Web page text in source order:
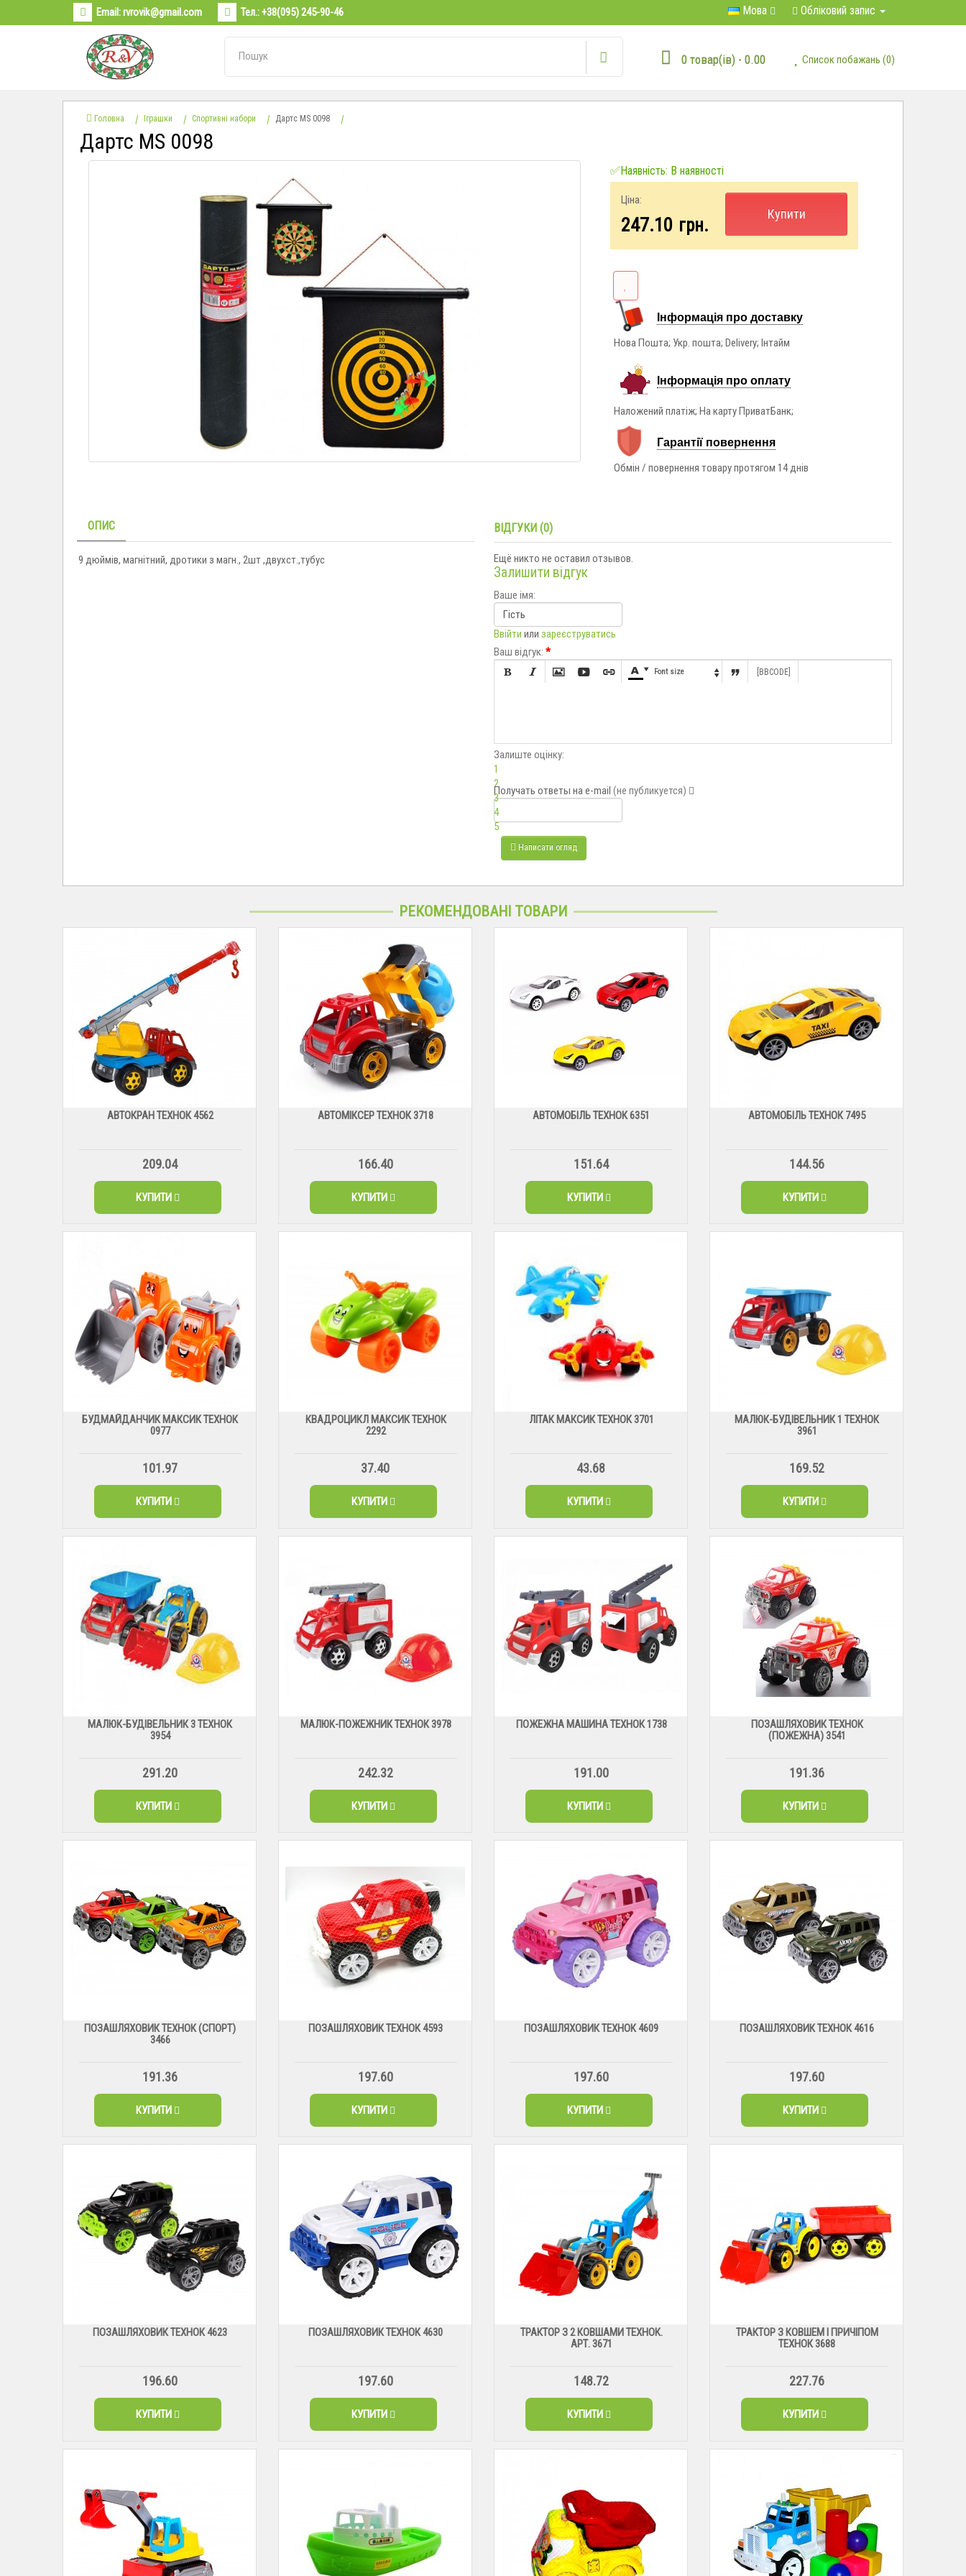
Email:rvrovik@gmail.com Тел.:+38(095) 245-90-46 Мова Обліковий запис
0 товар(ів) - 0.00 Список побажань (0)
Головна Іграшки Спортивні набори Дартс МS 0098
Дартс МS 0098
✅Наявність: В наявності
Ціна:
247.10 грн.
Купити
Інформація про доставку
Нова Пошта; Укр. пошта; Delivery; Інтайм
Інформація про оплату
Наложений платіж; На карту ПриватБанк;
Гарантії повернення
Обмін / повернення товару протягом 14 днів
ОПИС
9 дюймів, магнітний, дротики з магн., 2шт ,двухст.,тубус
ВІДГУКИ (0)
Ещё никто не оставил отзывов.
Залишити відгук
Ваше імя:
Ввійти или зареєструватись
Ваш відгук: *

      Font size   [BBCODE]
Залиште оцінку:
1
2
3
4
5
Получать ответы на e-mail (не публикуется)
Написати огляд
РЕКОМЕНДОВАНІ ТОВАРИ
АВТОКРАН ТЕХНОК 4562
209.04
КУПИТИ
АВТОМІКСЕР ТЕХНОК 3718
166.40
КУПИТИ
АВТОМОБІЛЬ ТЕХНОК 6351
151.64
КУПИТИ
АВТОМОБІЛЬ ТЕХНОК 7495
144.56
КУПИТИ
БУДМАЙДАНЧИК МАКСИК ТЕХНОК
0977
101.97
КУПИТИ
КВАДРОЦИКЛ МАКСИК ТЕХНОК
2292
37.40
КУПИТИ
ЛІТАК МАКСИК ТЕХНОК 3701
43.68
КУПИТИ
МАЛЮК-БУДІВЕЛЬНИК 1 ТЕХНОК
3961
169.52
КУПИТИ
МАЛЮК-БУДІВЕЛЬНИК 3 ТЕХНОК
3954
291.20
КУПИТИ
МАЛЮК-ПОЖЕЖНИК ТЕХНОК 3978
242.32
КУПИТИ
ПОЖЕЖНА МАШИНА ТЕХНОК 1738
191.00
КУПИТИ
ПОЗАШЛЯХОВИК ТЕХНОК
(ПОЖЕЖНА) 3541
191.36
КУПИТИ
ПОЗАШЛЯХОВИК ТЕХНОК (СПОРТ)
3466
191.36
КУПИТИ
ПОЗАШЛЯХОВИК ТЕХНОК 4593
197.60
КУПИТИ
ПОЗАШЛЯХОВИК ТЕХНОК 4609
197.60
КУПИТИ
ПОЗАШЛЯХОВИК ТЕХНОК 4616
197.60
КУПИТИ
ПОЗАШЛЯХОВИК ТЕХНОК 4623
196.60
КУПИТИ
ПОЗАШЛЯХОВИК ТЕХНОК 4630
197.60
КУПИТИ
ТРАКТОР З 2 КОВШАМИ ТЕХНОК.
АРТ. 3671
148.72
КУПИТИ
ТРАКТОР З КОВШЕМ І ПРИЧІПОМ
ТЕХНОК 3688
227.76
КУПИТИ